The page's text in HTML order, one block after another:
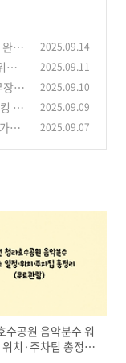
벽
2025.09.14
·
2025.09.11
장애
2025.09.10
완
2025.09.09
이
2025.09.07
수공원 음악분수 워
치·주차팁 총정리